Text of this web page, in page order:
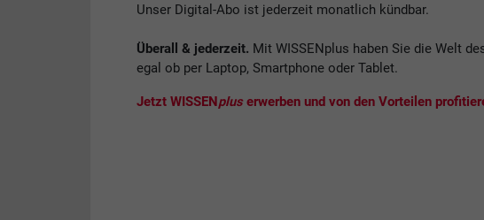
Unser Digital-Abo ist jederzeit monatlich kündbar.
Überall & jederzeit. Mit WISSENplus haben Sie die Welt
egal ob per Laptop, Smartphone oder Tablet.
Jetzt WISSEN pluserwerben und von den Vorteilen